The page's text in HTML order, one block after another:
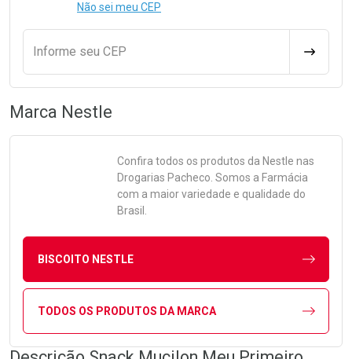
Não sei meu CEP
Informe seu CEP
Marca Nestle
Confira todos os produtos da Nestle nas
Drogarias Pacheco. Somos a Farmácia
com a maior variedade e qualidade do
Brasil.
BISCOITO NESTLE
TODOS OS PRODUTOS DA MARCA